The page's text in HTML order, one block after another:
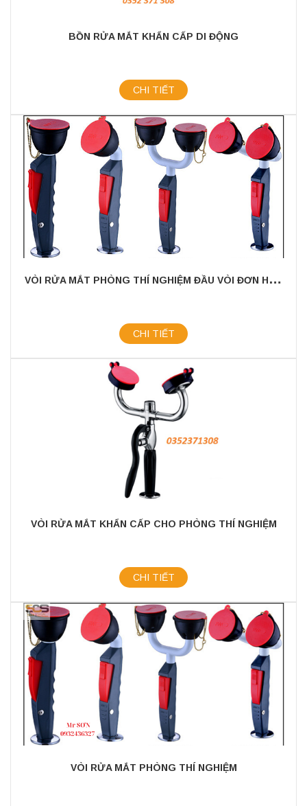
BỒN RỬA MẮT KHẨN CẤP DI ĐỘNG
CHI TIẾT
V
ÒI RỬA MẮT PHÒNG THÍ NGHIỆM ĐẦU VÒI ĐƠN HOẶC ĐÔI
CHI TIẾT
VÒI RỬA MẮT KHẨN CẤP CHO PHÒNG THÍ NGHIỆM
CHI TIẾT
VÒI RỬA MẮT PHÒNG THÍ NGHIỆM